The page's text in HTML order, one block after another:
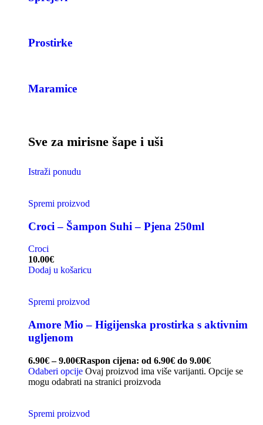
Prostirke
Maramice
Sve za mirisne šape i uši
Istraži ponudu
Spremi proizvod
Croci – Šampon Suhi – Pjena 250ml
Croci
10.00€
Dodaj u košaricu
Spremi proizvod
Amore Mio – Higijenska prostirka s aktivnim
ugljenom
6.90€ – 9.00€Raspon cijena: od 6.90€ do 9.00€
Odaberi opcije Ovaj proizvod ima više varijanti. Opcije se
mogu odabrati na stranici proizvoda
Spremi proizvod